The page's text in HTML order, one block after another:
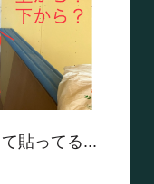
貼ってる...